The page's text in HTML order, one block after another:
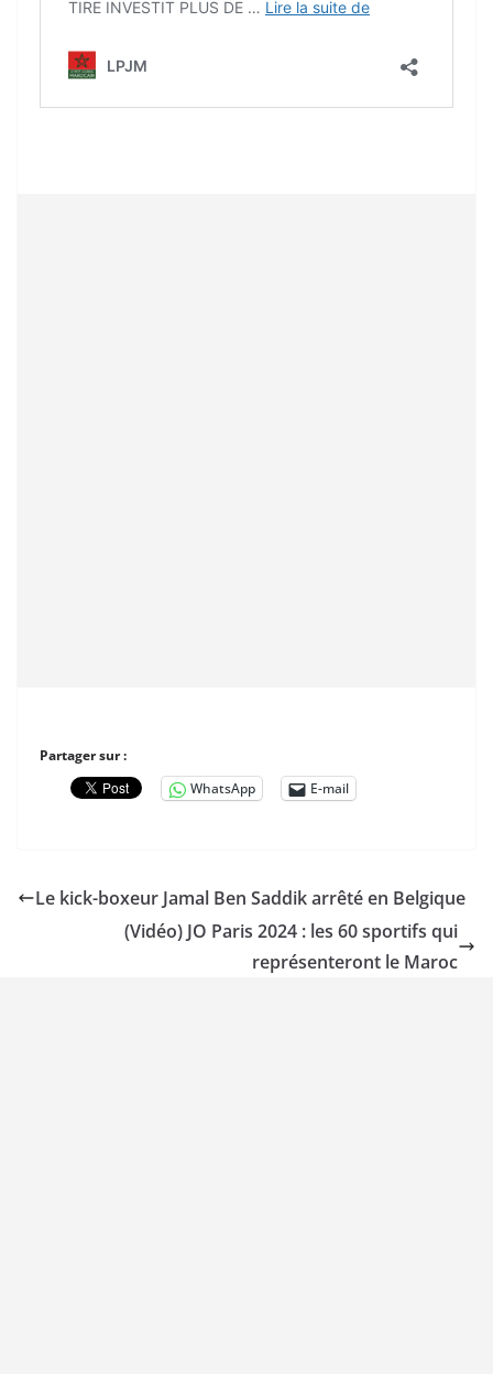
Partager sur :
WhatsApp
E-mail
Le kick-boxeur Jamal Ben Saddik arrêté en Belgique
(Vidéo) JO Paris 2024 : les 60 sportifs qui
représenteront le Maroc